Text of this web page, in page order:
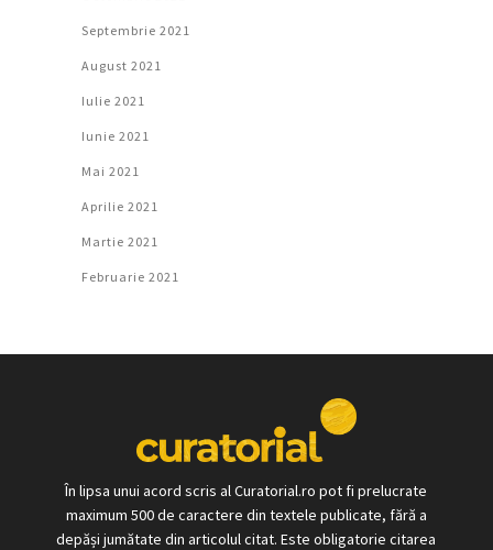
Septembrie 2021
August 2021
Iulie 2021
Iunie 2021
Mai 2021
Aprilie 2021
Martie 2021
Februarie 2021
În lipsa unui acord scris al Curatorial.ro pot fi prelucrate
maximum 500 de caractere din textele publicate, fără a
depăși jumătate din articolul citat. Este obligatorie citarea